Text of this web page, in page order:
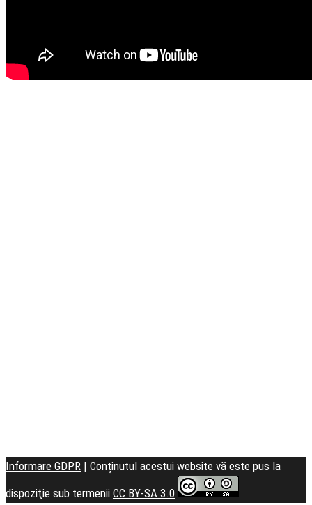
Informare GDPR | Conținutul acestui website vă este pus la
dispoziţie sub termenii CC BY-SA 3.0